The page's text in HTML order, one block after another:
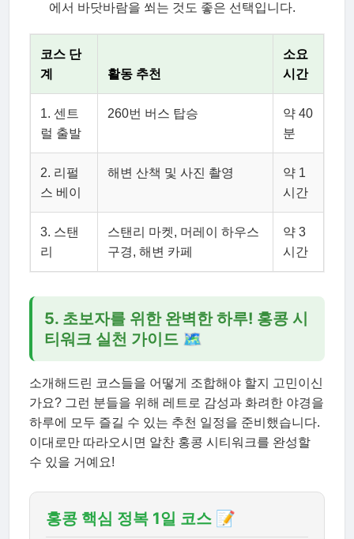
에서 바닷바람을 쐬는 것도 좋은 선택입니다.
코스 단
계
활동 추천
소요
시간
1. 센트
럴 출발
260번 버스 탑승
약 40
분
2. 리펄
스 베이
해변 산책 및 사진 촬영
약 1
시간
3. 스탠
리
스탠리 마켓, 머레이 하우스
구경, 해변 카페
약 3
시간
5. 초보자를 위한 완벽한 하루! 홍콩 시
티워크 실천 가이드 🗺
소개해드린 코스들을 어떻게 조합해야 할지 고민이신
가요? 그런 분들을 위해 레트로 감성과 화려한 야경을
하루에 모두 즐길 수 있는 추천 일정을 준비했습니다.
이대로만 따라오시면 알찬 홍콩 시티워크를 완성할
수 있을 거예요!
홍콩 핵심 정복 1일 코스 📝